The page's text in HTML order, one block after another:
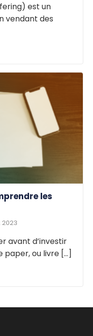
est un
vendant des
les
2023
avant d’investir
ou livre [...]